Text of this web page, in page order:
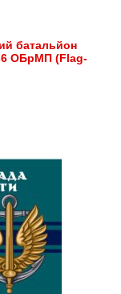
батальйон
ОБрМП (Flag-